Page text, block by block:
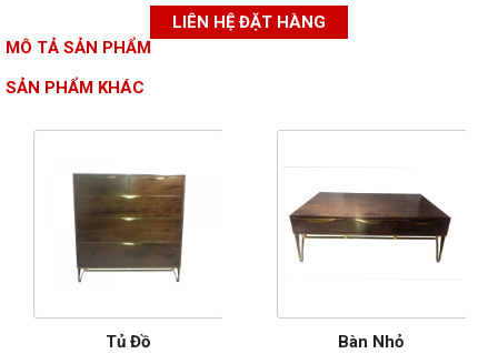
LIÊN HỆ ĐẶT HÀNG
MÔ TẢ SẢN PHẨM
SẢN PHẨM KHÁC
Tủ Đồ Bàn Nhỏ